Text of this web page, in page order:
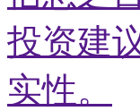
投资建
实性。